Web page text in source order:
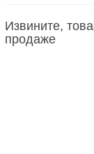
огнестойкие
Извините,
продаже